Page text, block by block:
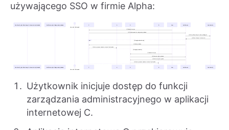
używającego SSO w firmie Alpha:
Użytkownik inicjuje dostęp do funkcji
zarządzania administracyjnego w aplikacji
internetowej C.